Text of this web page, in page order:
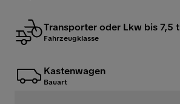
Transporter oder Lkw bis 7,5 t
Fahrzeugklasse
Kastenwagen
Bauart